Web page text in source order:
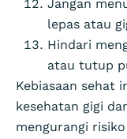
Jangan
lepas atau
Hindari
atau tutup
Kebiasaan sehat
kesehatan gigi
mengurangi